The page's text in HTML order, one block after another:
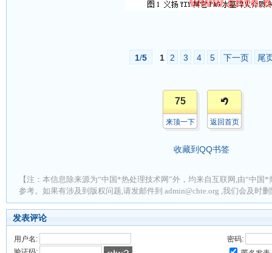
1/5 1 2 3 4 5 下一页 尾
75
来顶一下 返回首页
收藏到QQ书签
【注：本信息除来源为“中国*热处理技术网”外，均来自互联网,由“中国
参考。如果有涉及到版权问题,请发邮件到 admin@chte.org ,我们会及时
发表评论
用户名:
密码: